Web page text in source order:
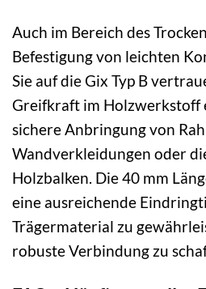
Auch im Bereich des
Befestigung von leichten
Sie auf die Gix Typ B
Greifkraft im Holzwerkstoff
sichere Anbringung von
Wandverkleidungen oder
Holzbalken. Die 40 mm
eine ausreichende
Trägermaterial zu
robuste Verbindung zu